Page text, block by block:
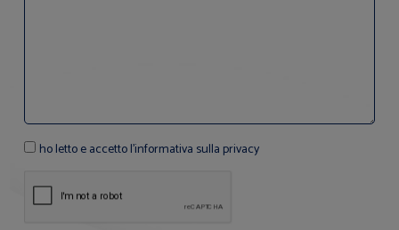
ho letto e accetto l'informativa sulla privacy